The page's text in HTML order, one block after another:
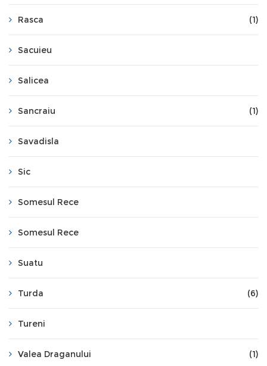
Rasca (1)
Sacuieu
Salicea
Sancraiu (1)
Savadisla
Sic
Somesul Rece
Somesul Rece
Suatu
Turda (6)
Tureni
Valea Draganului (1)